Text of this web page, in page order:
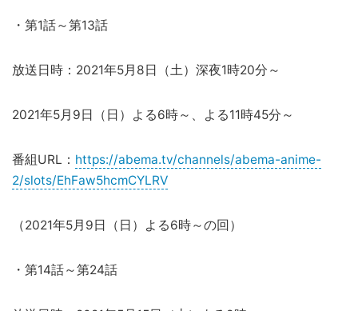
・第1話～第13話
放送日時：2021年5月8日（土）深夜1時20分～
2021年5月9日（日）よる6時～、よる11時45分～
番組URL： https://abema.tv/channels/abema-anime-
2/slots/EhFaw5hcmCYLRV
（2021年5月9日（日）よる6時～の回）
・第14話～第24話